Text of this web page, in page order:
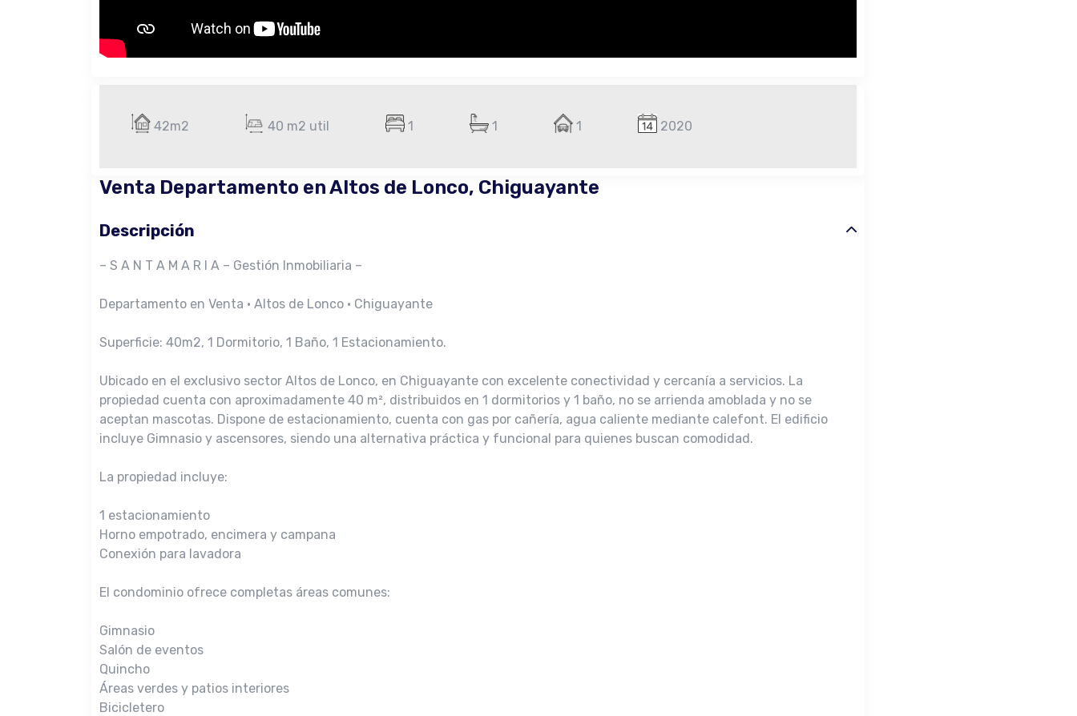
42m2 40 m2 util 1 1 1 2020
Venta Departamento en Altos de Lonco, Chiguayante
Descripción
– S A N T A M A R I A – Gestión Inmobiliaria –
Departamento en Venta · Altos de Lonco · Chiguayante
Superficie: 40m2, 1 Dormitorio, 1 Baño, 1 Estacionamiento.
Ubicado en el exclusivo sector Altos de Lonco, en Chiguayante con excelente conectividad y cercanía a servicios. La
propiedad cuenta con aproximadamente 40 m², distribuidos en 1 dormitorios y 1 baño, no se arrienda amoblada y no se
aceptan mascotas. Dispone de estacionamiento, cuenta con gas por cañería, agua caliente mediante calefont. El edificio
incluye Gimnasio y ascensores, siendo una alternativa práctica y funcional para quienes buscan comodidad.
La propiedad incluye:
1 estacionamiento
Horno empotrado, encimera y campana
Conexión para lavadora
El condominio ofrece completas áreas comunes:
Gimnasio
Salón de eventos
Quincho
Áreas verdes y patios interiores
Bicicletero